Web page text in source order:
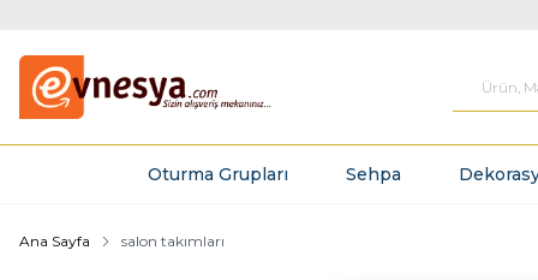
Oturma Grupları Sehpa
Ana Sayfa salon takımları